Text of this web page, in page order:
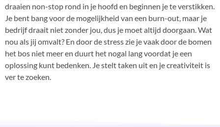
draaien non-stop rond in je hoofd en beginnen je te verstikken.
Je bent bang voor de mogelijkheid van een burn-out, maar je
bedrijf draait niet zonder jou, dus je moet altijd doorgaan. Wat
nou als jij omvalt? En door de stress zie je vaak door de bomen
het bos niet meer en duurt het nogal lang voordat je een
oplossing kunt bedenken. Je stelt taken uit en je creativiteit is
ver te zoeken.